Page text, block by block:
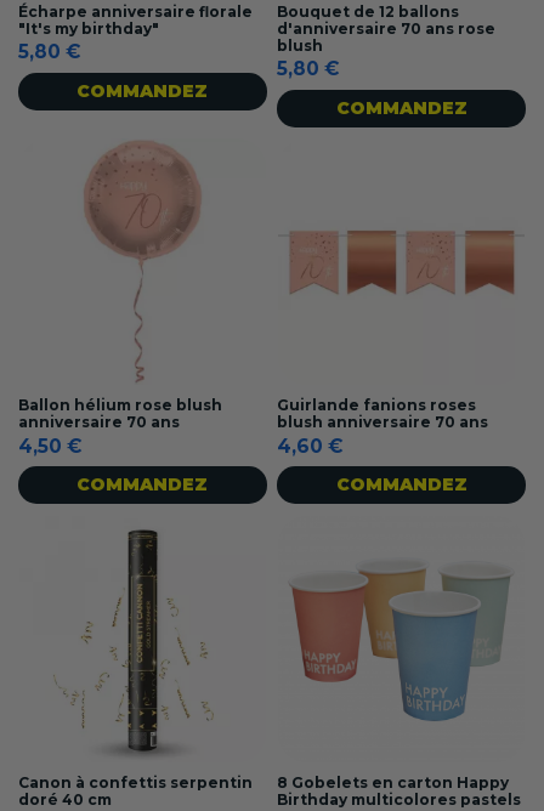
Écharpe anniversaire florale
"It's my birthday"
5,80 €
COMMANDEZ
Bouquet de 12 ballons
d'anniversaire 70 ans rose
blush
5,80 €
COMMANDEZ
Ballon hélium rose blush
anniversaire 70 ans
4,50 €
COMMANDEZ
Guirlande fanions roses
blush anniversaire 70 ans
4,60 €
COMMANDEZ
Canon à confettis serpentin
doré 40 cm
8 Gobelets en carton Happy
Birthday multicolores pastels